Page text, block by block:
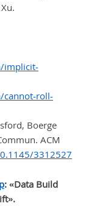
implicit-
cannot-roll-
Boerge
ACM
3312527
: «Data Build